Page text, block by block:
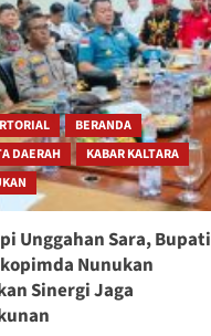
BERANDA
DAERAH
KABAR KALTARA
Unggahan Sara, Bupati
Nunukan
Sinergi Jaga